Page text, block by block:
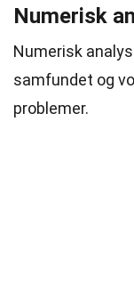
Numerisk
Numerisk
samfundet og
problemer.